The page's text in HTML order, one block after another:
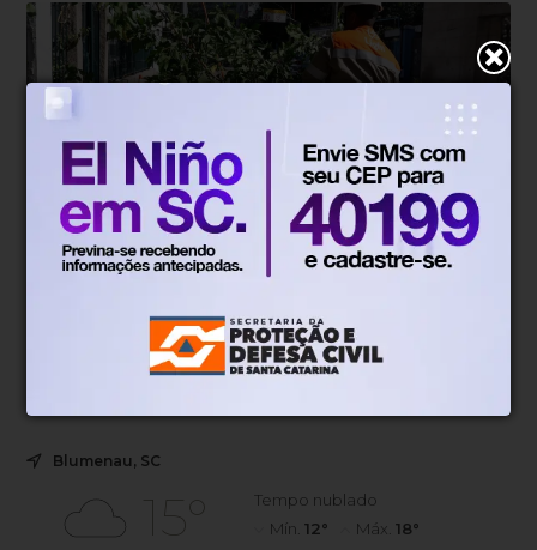
Geral Há 2 dias
município do Rio volta ao Estágio 1
No Estágio 1 não há ocorrências de grande impacto
Blumenau, SC
15°
Tempo nublado
Mín. 12° Máx. 18°